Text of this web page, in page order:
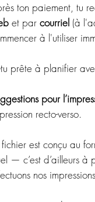
ton paiement, tu
et par courriel (à
à l'utiliser
tu prête à planifier
pour
recto-verso.
fichier est conçu au
— c’est d’ailleurs à
nos